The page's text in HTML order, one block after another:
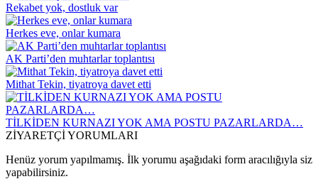
Rekabet yok, dostluk var
Herkes eve, onlar kumara
AK Parti’den muhtarlar toplantısı
Mithat Tekin, tiyatroya davet etti
TİLKİDEN KURNAZI YOK AMA POSTU PAZARLARDA…
ZİYARETÇİ YORUMLARI
Henüz yorum yapılmamış. İlk yorumu aşağıdaki form aracılığıyla siz
yapabilirsiniz.